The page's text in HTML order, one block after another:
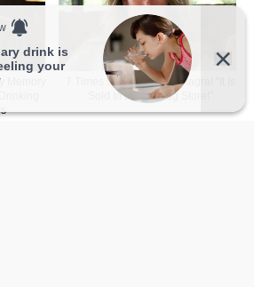
明皆由自家编辑撰写，如欲转载，